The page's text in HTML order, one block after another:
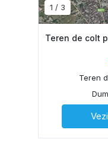
1 / 3
Teren de colt
Teren